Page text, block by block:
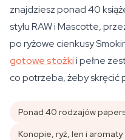
znajdziesz ponad 40
stylu RAW i Mascotte,
po ryżowe cienkusy
gotowe stożkii pełne
co potrzeba, żeby skręcić
Ponad 40 rodzajów
Konopie, ryż, len i aromaty